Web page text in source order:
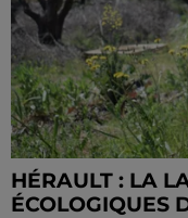
HÉRAULT : LA
ÉCOLOGIQUES